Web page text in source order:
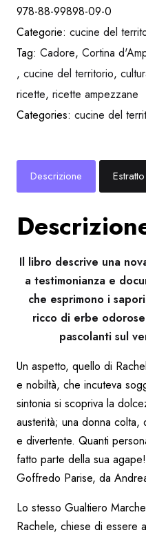
978-88-99898-09-0
Categorie: cucine del
Tag: Cadore, Cortina
, cucine del territorio,
ricette, ricette ampezzane
Categories: cucine del
Descrizione Estratto
Il libro descrive una
a testimonianza e
che esprimono i
ricco di erbe
pascolanti sul
Un aspetto, quello di
e nobiltà, che incuteva
sintonia si scopriva la
austerità; una donna colta,
e divertente. Quanti
fatto parte della sua
Goffredo Parise, da
Lo stesso Gualtiero
Rachele, chiese di essere